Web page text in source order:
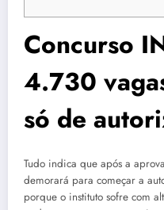
Concurso
4.730
só de
Tudo indica que após a
demorará para começar a
porque o instituto sofre com